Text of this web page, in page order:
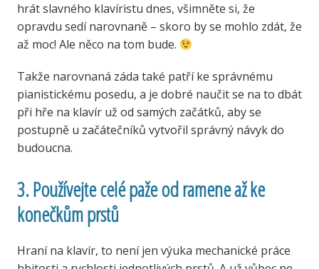
hrát slavného klavíristu dnes, všimněte si, že
opravdu sedí narovnaně – skoro by se mohlo zdát, že
až moc! Ale něco na tom bude.
Takže narovnaná záda také patří ke správnému
pianistickému posedu, a je dobré naučit se na to dbát
při hře na klavír už od samých začátků, aby se
postupně u začátečníků vytvořil správný návyk do
budoucna.
3. Používejte celé paže od ramene až ke
konečkům prstů
Hraní na klavír, to není jen výuka mechanické práce